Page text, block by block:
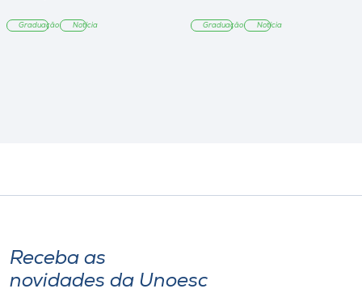
Graduação Notícia Graduação Notícia
Receba as
novidades da Unoesc